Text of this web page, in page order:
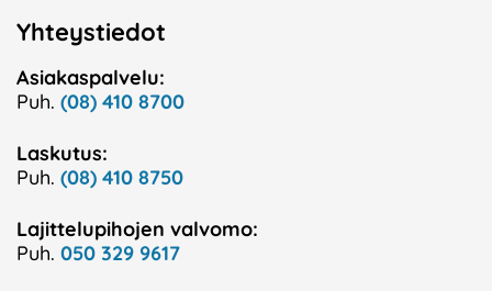
Yhteystiedot
Asiakaspalvelu:
Puh. (08) 410 8700
Laskutus:
Puh. (08) 410 8750
Lajittelupihojen valvomo:
Puh. 050 329 9617